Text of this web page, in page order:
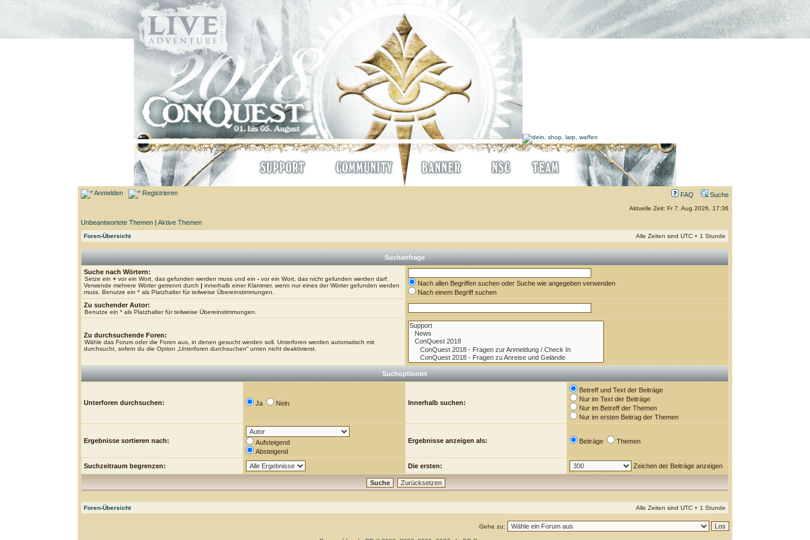
Anmelden Registrieren FAQ Suche
Aktuelle Zeit: Fr 7. Aug 2026, 17:36
Unbeantwortete Themen |Aktive Themen
Foren-Übersicht Alle Zeiten sind UTC + 1 Stunde
Suchanfrage
Suche nach Wörtern:
Setze ein+ vor ein Wort, das gefunden werden muss und ein- vor ein Wort, das nicht gefunden werden darf.
Verwende mehrere Wörter getrennt durch| innerhalb einer Klammer, wenn nur eines der Wörter gefunden werden
muss. Benutze ein * als Platzhalter für teilweise Übereinstimmungen.
Nach allen Begriffen suchen oder Suche wie angegeben verwenden
Nach einem Begriff suchen
Zu suchender Autor:
Benutze ein * als Platzhalter für teilweise Übereinstimmungen.
Zu durchsuchende Foren:
Wähle das Forum oder die Foren aus, in denen gesucht werden soll. Unterforen werden automatisch mit
durchsucht, sofern du die Option „Unterforen durchsuchen“ unten nicht deaktivierst.
Suchoptionen
Unterforen durchsuchen: Ja Nein Innerhalb suchen:
Betreff und Text der Beiträge
Nur im Text der Beiträge
Nur im Betreff der Themen
Nur im ersten Beitrag der Themen
Ergebnisse sortieren nach:
Aufsteigend
Absteigend
Ergebnisse anzeigen als: Beiträge Themen
Suchzeitraum begrenzen: Die ersten: Zeichen der Beiträge anzeigen
Foren-Übersicht Alle Zeiten sind UTC + 1 Stunde
Gehe zu: